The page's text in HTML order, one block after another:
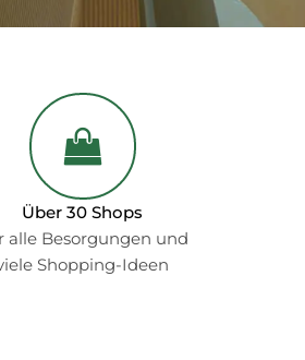
Über 30 Shops
alle Besorgungen und
Shopping-Ideen